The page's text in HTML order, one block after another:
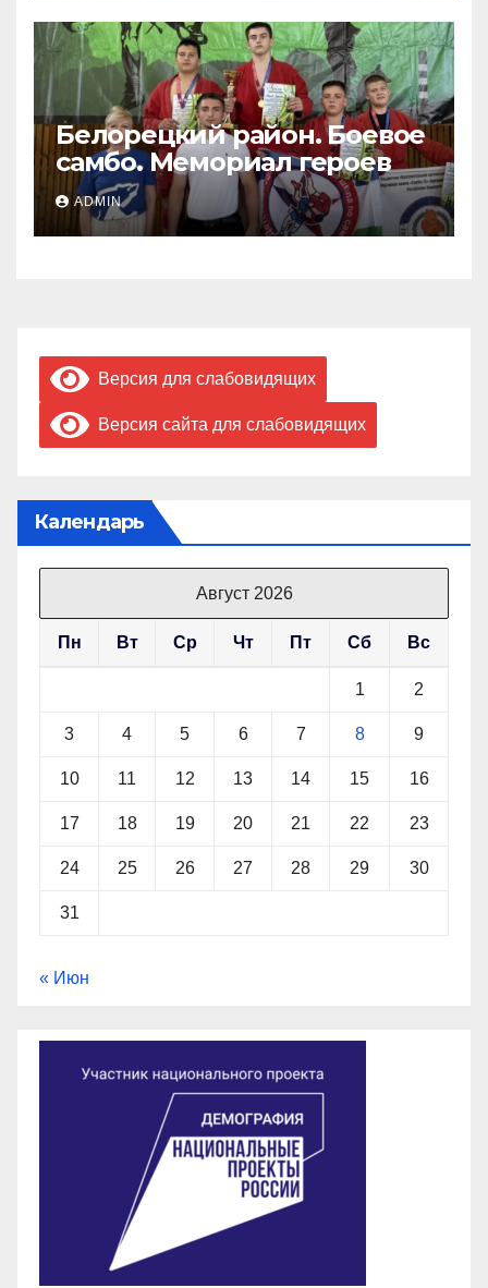
Белорецкий район. Боевое
самбо. Мемориал героев
ADMIN
Версия для слабовидящих
Версия сайта для слабовидящих
Календарь
Август 2026
Пн Вт Ср Чт Пт Сб Вс
1 2
3 4 5 6 7 8 9
10 11 12 13 14 15 16
17 18 19 20 21 22 23
24 25 26 27 28 29 30
31
« Июн